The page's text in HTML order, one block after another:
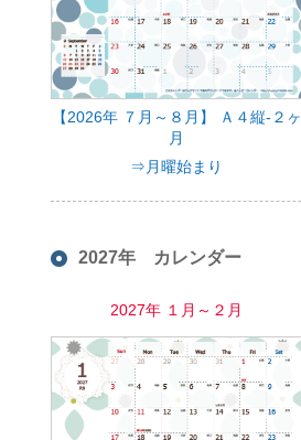
【2026年 ７月～８月】 Ａ４縦-２ヶ
月
⇒月曜始まり
2027年 カレンダー
2027年 １月～２月